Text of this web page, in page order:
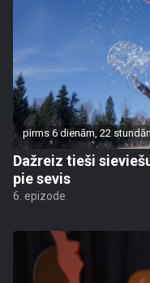
pirms 6 dienām, 22
Dažreiz tieši
pie sevis
6. epizode